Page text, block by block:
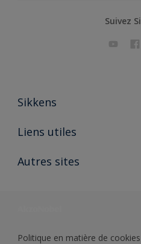
Suivez
Sikkens
A propos de Sikkens
Liens utiles
Ouvrir un magasin PASS
Autres sites
Politique en matière de cookies